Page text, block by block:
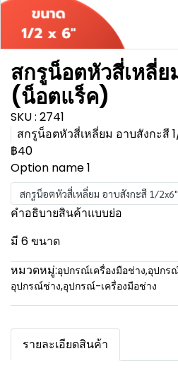
สกรูน็อตหัวสี่เหลี่ย
(น็อตแร็ค)
SKU : 2741
สกรูน็อตหัวสี่เหลี่ยม อาบสังกะสี
฿40
Option name 1
สกรูน็อตหัวสี่เหลี่ยม อาบสังกะสี 1/
คำอธิบายสินค้าแบบย่อ
มี 6 ขนาด
หมวดหมู่:อุปกรณ์เครื่องมือช่าง,อุปกร
อุปกรณ์ช่าง,อุปกรณ์-เครื่องมือช่าง
รายละเอียดสินค้า